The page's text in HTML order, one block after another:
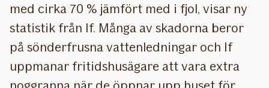
med cirka 70 % jämfört med i fjol, visar ny
statistik från If. Många av skadorna beror
på sönderfrusna vattenledningar och If
uppmanar fritidshusägare att vara extra